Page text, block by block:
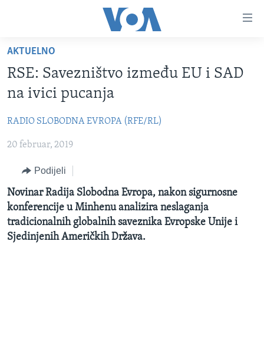
glavni
sadržaj
na
glavnu
Idi
pretragu
FOTOGRAFIJE DANA
VIJESTI
SJEDINJENE AMERIČKE DRŽAVE
BOSNA I HERCEGOVINA
SVIJET
NAUKA I TEHNOLOGIJA
SPECIJALNI PROJEKTI
KORUPCIJA
SLOBODA MEDIJA
ŽENSKA STRANA
AKTUELNO
RSE: Savezništvo između EU i SAD
na ivici pucanja
RADIO SLOBODNA EVROPA (RFE/RL)
20 februar, 2019
Podijeli
Novinar Radija Slobodna Evropa, nakon sigurnosne
konferencije u Minhenu analizira neslaganja
tradicionalnih globalnih saveznika Evropske Unije i
Sjedinjenih Američkih Država.